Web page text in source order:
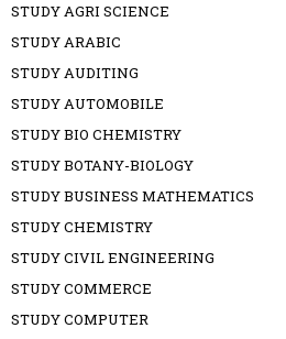
STUDY AGRI SCIENCE
STUDY ARABIC
STUDY AUDITING
STUDY AUTOMOBILE
STUDY BIO CHEMISTRY
STUDY BOTANY-BIOLOGY
STUDY BUSINESS MATHEMATICS
STUDY CHEMISTRY
STUDY CIVIL ENGINEERING
STUDY COMMERCE
STUDY COMPUTER